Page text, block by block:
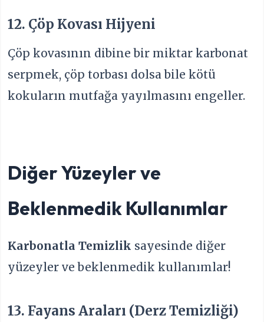
12. Çöp Kovası Hijyeni
Çöp kovasının dibine bir miktar karbonat
serpmek, çöp torbası dolsa bile kötü
kokuların mutfağa yayılmasını engeller.
Diğer Yüzeyler ve
Beklenmedik Kullanımlar
Karbonatla Temizlik sayesinde diğer
yüzeyler ve beklenmedik kullanımlar!
13. Fayans Araları (Derz Temizliği)